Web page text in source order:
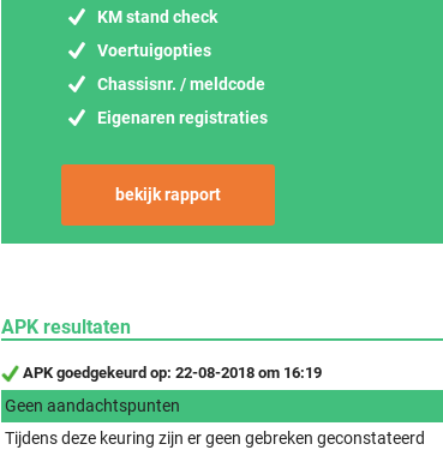
KM stand check
Voertuigopties
Chassisnr. / meldcode
Eigenaren registraties
bekijk rapport
APK resultaten
APK goedgekeurd op: 22-08-2018 om 16:19
Geen aandachtspunten
Tijdens deze keuring zijn er geen gebreken geconstateerd